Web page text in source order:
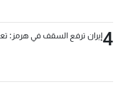
4إيران ترفع السقف في هرمز: